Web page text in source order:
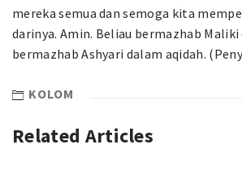
mereka semua dan semoga kita
darinya. Amin. Beliau bermazhab
bermazhab Ashyari dalam aqidah.
KOLOM
Related Articles